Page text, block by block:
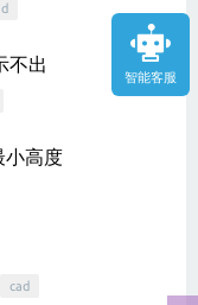
智能客服
不出
小高度
cad